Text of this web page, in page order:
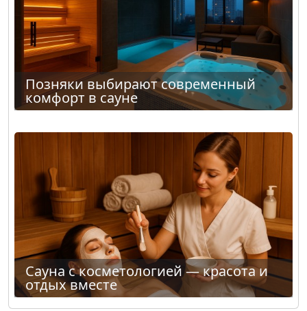
Позняки выбирают современный
комфорт в сауне
Сауна с косметологией — красота и
отдых вместе